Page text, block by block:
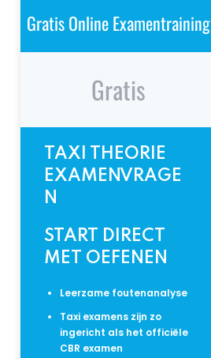
Gratis Online Examentraining
Gratis
TAXI THEORIE
EXAMENVRAGE
N
START DIRECT
MET OEFENEN
Leerzame foutenanalyse
Taxi examens zijn zo
ingericht als het officiële
CBR examen